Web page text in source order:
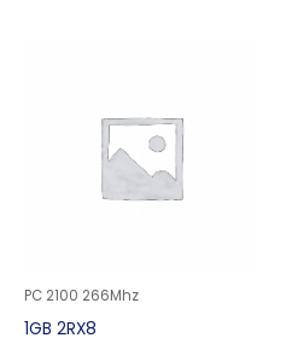
PC 2100 266Mhz
1GB 2RX8